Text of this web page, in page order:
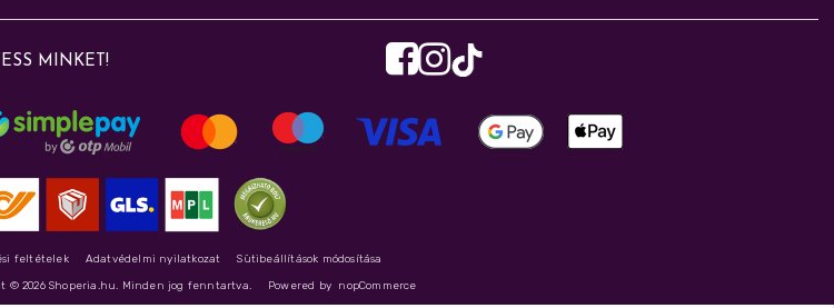
MINKET!
feltételek Adatvédelmi nyilatkozat
Sütibeállítások módosítása
© 2026 Shoperia.hu. Minden jog fenntartva.
Powered by nopCommerce